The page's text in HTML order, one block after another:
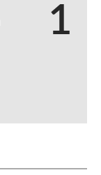
1